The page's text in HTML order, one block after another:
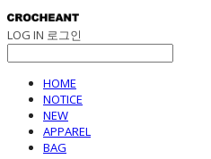
LOG IN 로그인
HOME
NOTICE
NEW
APPAREL
BAG